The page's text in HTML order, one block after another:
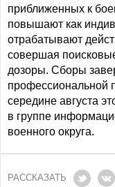
приближенных к
повышают как
отрабатывают
совершая
дозоры. Сборы
профессиональной
середине августа
в группе
военного округа.
РАССКАЗАТЬ